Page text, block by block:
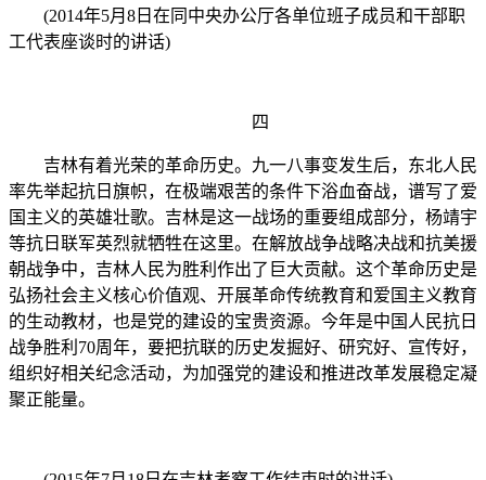
(2014年5月8日在同中央办公厅各单位班子成员和干部职
工代表座谈时的讲话)
四
吉林有着光荣的革命历史。九一八事变发生后，东北人民
率先举起抗日旗帜，在极端艰苦的条件下浴血奋战，谱写了爱
国主义的英雄壮歌。吉林是这一战场的重要组成部分，杨靖宇
等抗日联军英烈就牺牲在这里。在解放战争战略决战和抗美援
朝战争中，吉林人民为胜利作出了巨大贡献。这个革命历史是
弘扬社会主义核心价值观、开展革命传统教育和爱国主义教育
的生动教材，也是党的建设的宝贵资源。今年是中国人民抗日
战争胜利70周年，要把抗联的历史发掘好、研究好、宣传好，
组织好相关纪念活动，为加强党的建设和推进改革发展稳定凝
聚正能量。